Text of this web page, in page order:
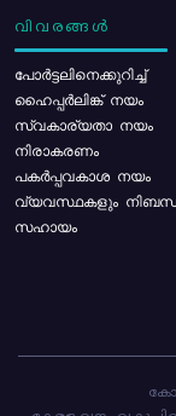
വിവരങ്ങൾ
പോര്‍ട്ടലിനെക്കുറിച്ച്
ഹൈപ്പർലിങ്ക് നയം
സ്വകാര്യതാ നയം
നിരാകരണം
പകർപ്പവകാശ നയം
വ്യവസ്ഥകളും
സഹായം